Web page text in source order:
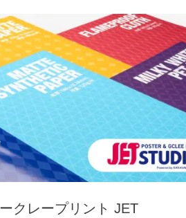
クレープリント JET